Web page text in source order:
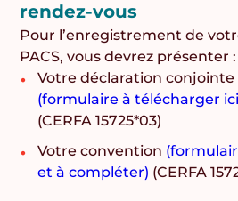
rendez-vous
Pour l’enregistrement de
PACS, vous devrez présenter :
Votre déclaration conjointe
(formulaire à télécharger
(CERFA 15725*03)
Votre convention
et à compléter) (CERFA